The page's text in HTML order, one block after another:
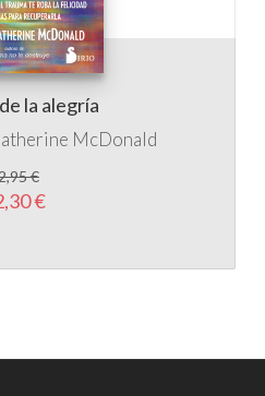
la alegría
McDonald
€
€